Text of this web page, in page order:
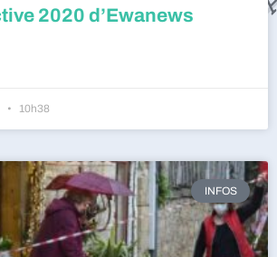
2020 d’Ewanews
10h38
INFOS